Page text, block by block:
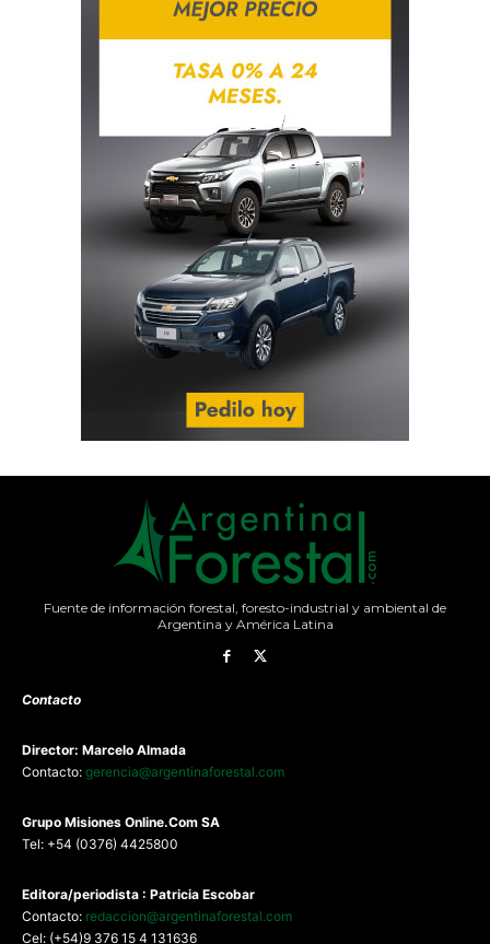
Fuente de información forestal, foresto-industrial y ambiental de
Argentina y América Latina
Contacto
Director: Marcelo Almada
Contacto: gerencia@argentinaforestal.com
Grupo Misiones Online.Com SA
Tel: +54 (0376) 4425800
Editora/periodista : Patricia Escobar
Contacto: redaccion@argentinaforestal.com
Cel: (+54)9 376 15 4 131636